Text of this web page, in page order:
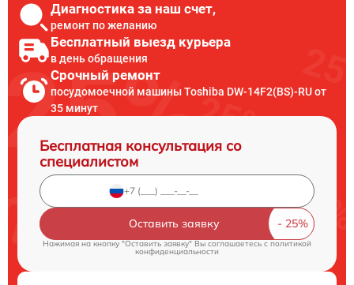
Диагностика за наш счет,
ремонт по желанию
Бесплатный выезд курьера
в день обращения
Срочный ремонт
посудомоечной машины Toshiba DW-14F2(BS)-RU от
35 минут
Бесплатная консультация со
специалистом
Оставить заявку
Нажимая на кнопку "Оставить заявку" Вы соглашаетесь cполитикой
конфиденциальности